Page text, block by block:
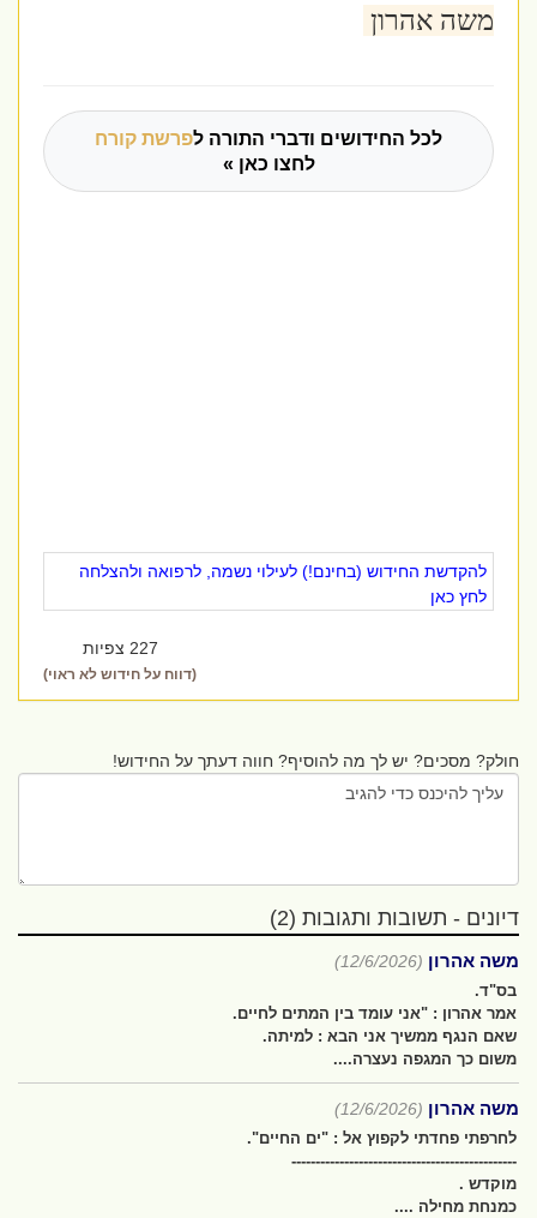
משה אהרון
לכל החידושים ודברי התורה לפרשת קורח
לחצו כאן »
להקדשת החידוש (בחינם!) לעילוי נשמה, לרפואה ולהצלחה
לחץ כאן
227 צפיות
(דווח על חידוש לא ראוי)
חולק? מסכים? יש לך מה להוסיף? חווה דעתך על החידוש!
דיונים - תשובות ותגובות (2)
משה אהרון (12/6/2026)
בס"ד.
אמר אהרון : "אני עומד בין המתים לחיים.
שאם הנגף ממשיך אני הבא : למיתה.
משום כך המגפה נעצרה....
משה אהרון (12/6/2026)
לחרפתי פחדתי לקפוץ אל : "ים החיים".
-----------------------------------------------
מוקדש .
כמנחת מחילה ....